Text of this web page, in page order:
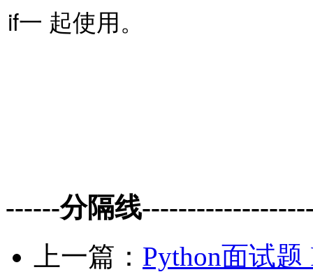
if一 起使用。
------分隔线
上一篇： Python面试题